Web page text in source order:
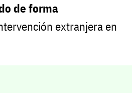
de forma
extranjera en